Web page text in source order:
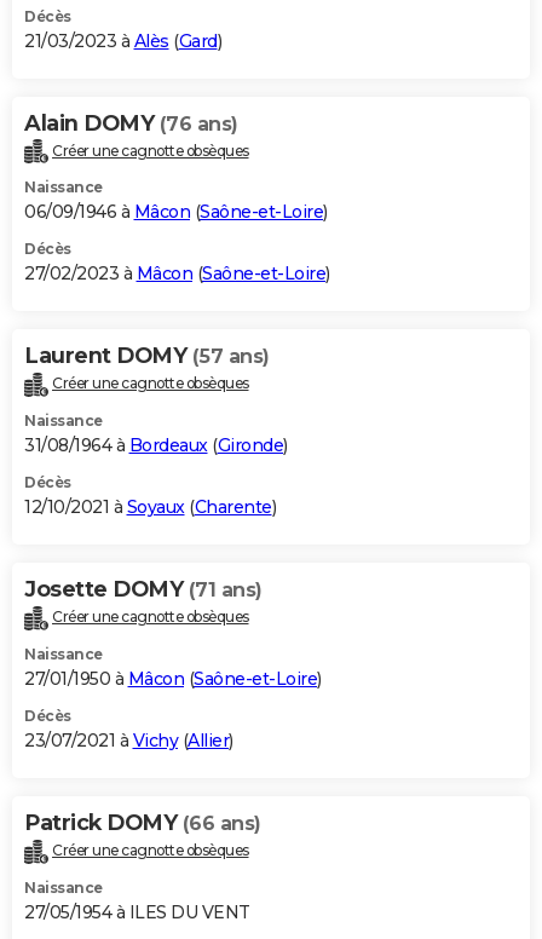
Décès
21/03/2023 à Alès (Gard)
Alain DOMY (76 ans)
Créer une cagnotte obsèques
Naissance
06/09/1946 à Mâcon (Saône-et-Loire)
Décès
27/02/2023 à Mâcon (Saône-et-Loire)
Laurent DOMY (57 ans)
Créer une cagnotte obsèques
Naissance
31/08/1964 à Bordeaux(Gironde)
Décès
12/10/2021 à Soyaux(Charente)
Josette DOMY (71 ans)
Créer une cagnotte obsèques
Naissance
27/01/1950 à Mâcon (Saône-et-Loire)
Décès
23/07/2021 à Vichy(Allier)
Patrick DOMY (66 ans)
Créer une cagnotte obsèques
Naissance
27/05/1954 à ILES DU VENT